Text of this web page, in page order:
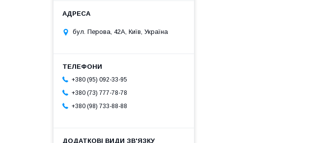
бул. Перова, 42А, Київ, Україна
+380 (95) 092-33-95
+380 (73) 777-78-78
+380 (98) 733-88-88